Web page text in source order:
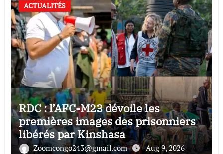
ACTUALITÉS
RDC : l’AFC-M23 dévoile les
premières images des prisonniers
libérés par Kinshasa
Zoomcongo243@gmail.com Aug 9, 2026